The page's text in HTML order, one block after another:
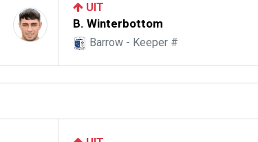
UIT
B. Winterbottom
Barrow - Keeper #